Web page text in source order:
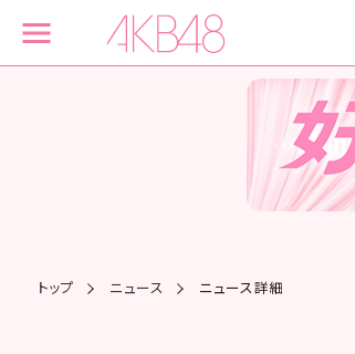
トップ ニュース ニュース詳細